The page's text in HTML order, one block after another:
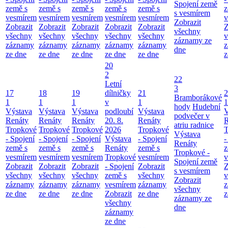
země s
vesmírem
Zobrazit
všechny
záznamy
ze dne
země s
vesmírem
Zobrazit
všechny
záznamy
ze dne
země s
vesmírem
Zobrazit
všechny
záznamy
ze dne
země s
vesmírem
Zobrazit
všechny
záznamy
ze dne
země s
vesmírem
Zobrazit
všechny
záznamy
ze dne
Spojení země
s vesmírem
Zobrazit
všechny
záznamy ze
dne
17
1
Výstava
Renáty
Tropkové
- Spojení
země s
vesmírem
Zobrazit
všechny
záznamy
ze dne
18
1
Výstava
Renáty
Tropkové
- Spojení
země s
vesmírem
Zobrazit
všechny
záznamy
ze dne
19
1
Výstava
Renáty
Tropkové
- Spojení
země s
vesmírem
Zobrazit
všechny
záznamy
ze dne
20
2
Letní
dílničky
v
podloubí
20. 8.
2026
Výstava
Renáty
Tropkové
- Spojení
země s
vesmírem
Zobrazit
všechny
záznamy
ze dne
21
1
Výstava
Renáty
Tropkové
- Spojení
země s
vesmírem
Zobrazit
všechny
záznamy
ze dne
22
3
Bramborákové
hody Hudební
podvečer v
atriu radnice
Výstava
Renáty
Tropkové -
Spojení země
s vesmírem
Zobrazit
všechny
záznamy ze
dne
1
-